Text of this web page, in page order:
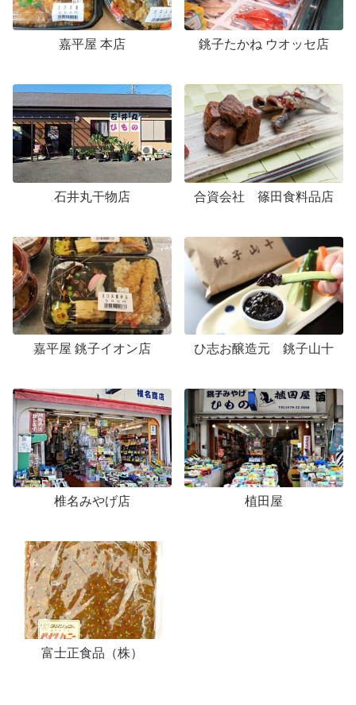
嘉平屋 本店 銚子たかね ウオッセ店
石井丸干物店 合資会社 篠田食料品店
嘉平屋 銚子イオン店 ひ志お醸造元 銚子山十
椎名みやげ店 植田屋
富士正食品（株）